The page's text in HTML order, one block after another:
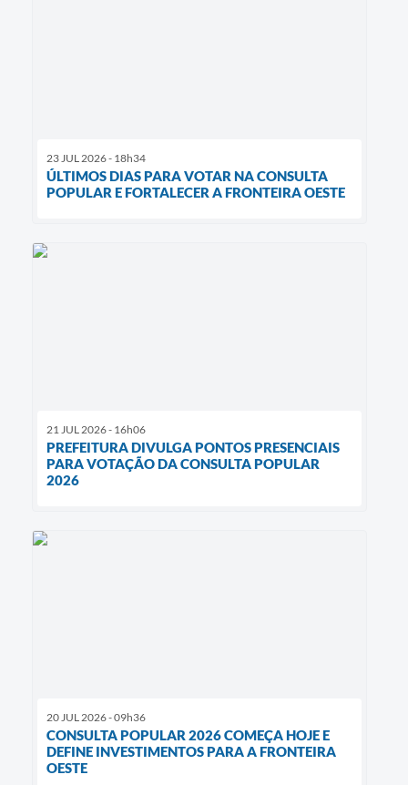
23 JUL 2026 - 18h34
ÚLTIMOS DIAS PARA VOTAR NA CONSULTA
POPULAR E FORTALECER A FRONTEIRA OESTE
21 JUL 2026 - 16h06
PREFEITURA DIVULGA PONTOS PRESENCIAIS
PARA VOTAÇÃO DA CONSULTA POPULAR
2026
20 JUL 2026 - 09h36
CONSULTA POPULAR 2026 COMEÇA HOJE E
DEFINE INVESTIMENTOS PARA A FRONTEIRA
OESTE